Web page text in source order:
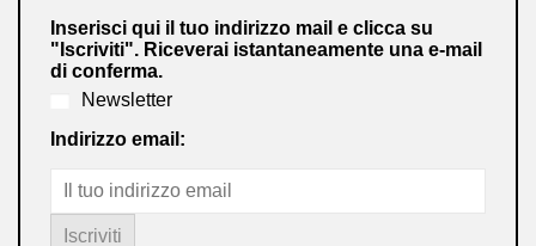
Inserisci qui il tuo indirizzo mail e clicca su
"Iscriviti". Riceverai istantaneamente una e-mail
di conferma.
Newsletter
Indirizzo email: